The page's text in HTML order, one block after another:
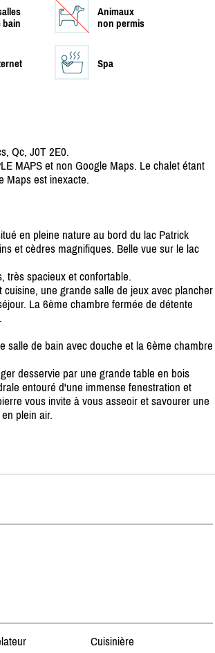
bain
Animaux
non permis
Spa
Qc, J0T 2E0.
MAPS et non Google Maps. Le chalet étant
Maps est inexacte.
en pleine nature au bord du lac Patrick
et cèdres magnifiques. Belle vue sur le lac
très spacieux et confortable.
une grande salle de jeux avec plancher
La 6ème chambre fermée de détente
salle de bain avec douche et la 6ème chambre
desservie par une grande table en bois
entouré d'une immense fenestration et
vous invite à vous asseoir et savourer une
plein air.
Cuisinière